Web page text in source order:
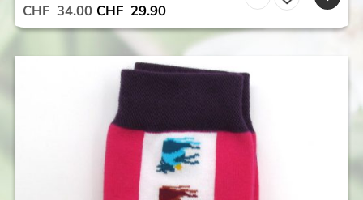
CHF34.00 Ursprünglicher
Preis
CHF 34.00
CHF 29.90Aktueller
Preis
CHF 29.90.